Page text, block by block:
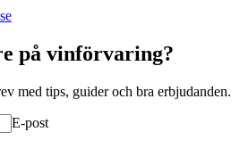
på vinförvaring?
med tips, guider och bra erbjudanden.
E-post